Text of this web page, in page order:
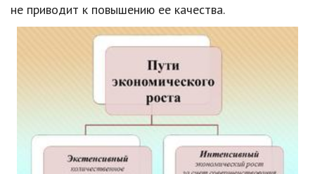
не приводит к повышению ее качества.